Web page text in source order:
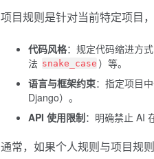
项目规则是针对当前特定项目
代码风格：规定代码缩进方
法 snake_case ）等。
语言与框架约束：指定项目
Django）。
API 使用限制：明确禁止 AI
通常，如果个人规则与项目规